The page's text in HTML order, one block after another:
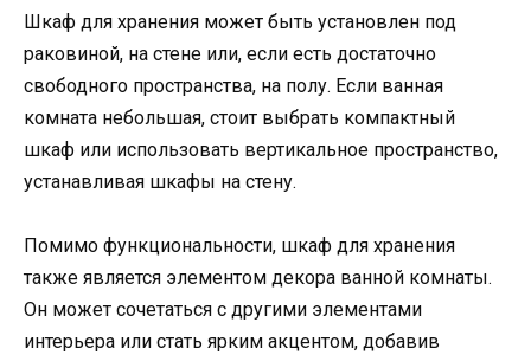
Шкаф для хранения может быть установлен под
раковиной, на стене или, если есть достаточно
свободного пространства, на полу. Если ванная
комната небольшая, стоит выбрать компактный
шкаф или использовать вертикальное пространство,
устанавливая шкафы на стену.
Помимо функциональности, шкаф для хранения
также является элементом декора ванной комнаты.
Он может сочетаться с другими элементами
интерьера или стать ярким акцентом, добавив